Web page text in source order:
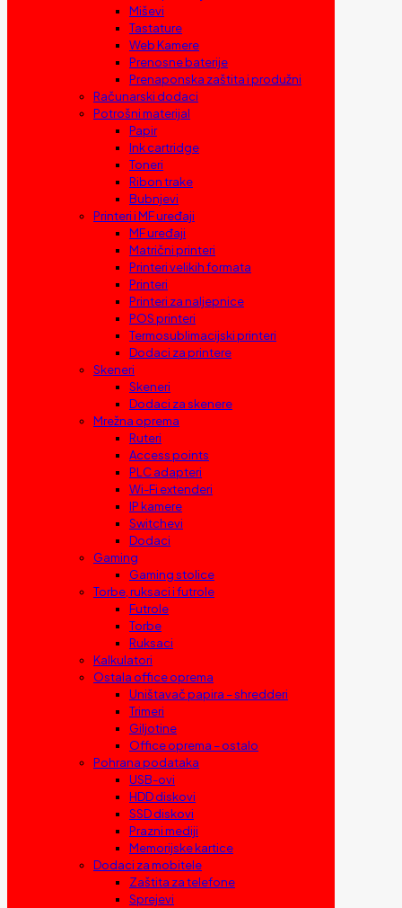
Miševi
Tastature
Web Kamere
Prenosne baterije
Prenaponska zaštita i produžni
Računarski dodaci
Potrošni materijal
Papir
Ink cartridge
Toneri
Ribon trake
Bubnjevi
Printeri i MF uređaji
MF uređaji
Matrični printeri
Printeri velikih formata
Printeri
Printeri za naljepnice
POS printeri
Termosublimacijski printeri
Dodaci za printere
Skeneri
Skeneri
Dodaci za skenere
Mrežna oprema
Ruteri
Access points
PLC adapteri
Wi-Fi extenderi
IP kamere
Switchevi
Dodaci
Gaming
Gaming stolice
Torbe, ruksaci i futrole
Futrole
Torbe
Ruksaci
Kalkulatori
Ostala office oprema
Uništavač papira – shredderi
Trimeri
Giljotine
Office oprema – ostalo
Pohrana podataka
USB-ovi
HDD diskovi
SSD diskovi
Prazni mediji
Memorijske kartice
Dodaci za mobitele
Zaštita za telefone
Sprejevi